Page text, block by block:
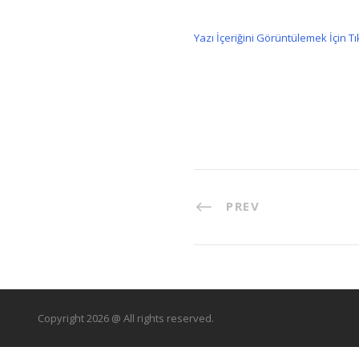
Yazı İçeriğini Görüntülemek İçin
PREV
Copyright 2026 @ All rights reserved.